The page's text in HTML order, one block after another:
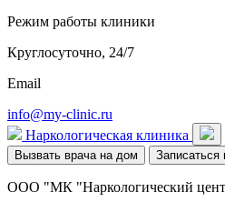
Режим работы клиники
Круглосуточно, 24/7
Email
info@my-clinic.ru
Наркологическая клиника
Вызвать врача на дом Записаться
ООО "МК "Наркологический